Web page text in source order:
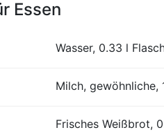
Essen
Wasser, 0.33 l
Milch, gewöhnliche,
Frisches Weißbrot,